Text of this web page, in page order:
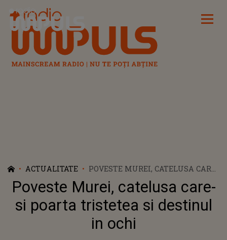
Radio Impuls
ACTUALITATE
POVESTE MUREI, CATELUSA CARE-
SI POARTA TRISTETEA SI
DESTINUL IN OCHI
Poveste Murei, catelusa care-
si poarta tristetea si destinul
in ochi